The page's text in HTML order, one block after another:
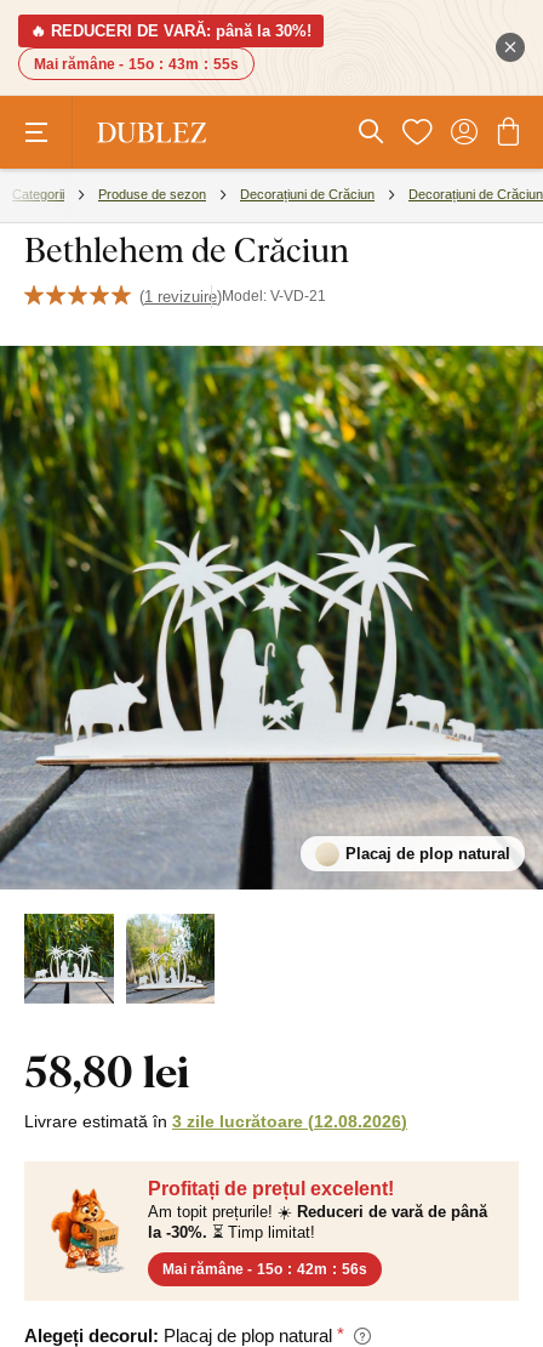
🔥 REDUCERI DE VARĂ: până la 30%!
Mai rămâne - 15o : 43m : 55s
Categorii Produse de sezon Decorațiuni de Crăciun Decorațiuni de Crăciun
Bethlehem de Crăciun
(1 revizuire)Model: V-VD-21
Placaj de plop natural
Profitați de prețul excelent!
Am topit prețurile! ☀️ Reduceri de vară de până
la -30%. ⏳ Timp limitat!
Mai rămâne - 15o : 42m : 55s
Alegeți decorul: Placaj de plop natural
58,80 lei
Livrare estimată în 3 zile lucrătoare (12.08.2026)